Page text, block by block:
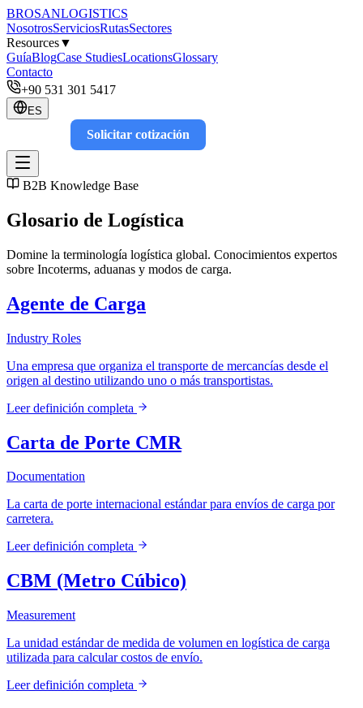
BROSANLOGISTICS
NosotrosServiciosRutasSectores
Resources▼
GuíaBlogCase StudiesLocationsGlossary
Contacto
+90 531 301 5417
ES
Solicitar cotización
B2B Knowledge Base
Glosario de Logística
Domine la terminología logística global. Conocimientos expertos
sobre Incoterms, aduanas y modos de carga.
Agente de Carga
Industry Roles
Una empresa que organiza el transporte de mercancías desde el
origen al destino utilizando uno o más transportistas.
Leer definición completa
Carta de Porte CMR
Documentation
La carta de porte internacional estándar para envíos de carga por
carretera.
Leer definición completa
CBM (Metro Cúbico)
Measurement
La unidad estándar de medida de volumen en logística de carga
utilizada para calcular costos de envío.
Leer definición completa